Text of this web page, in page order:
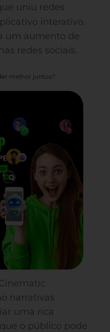
uniu redes
interativo.
um aumento de
redes sociais.
melhor juntos?
narrativas
uma rica
o público pode